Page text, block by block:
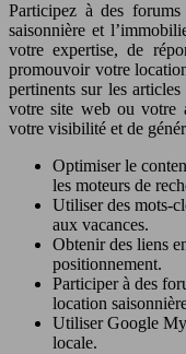
Participez à des
saisonnière et
votre expertise, de
promouvoir votre
pertinents sur les
votre site web ou votre
votre visibilité et de
Optimiser le
les moteurs de
Utiliser des mots-
aux vacances.
Obtenir des liens
positionnement.
Participer à des
location
Utiliser Google
locale.